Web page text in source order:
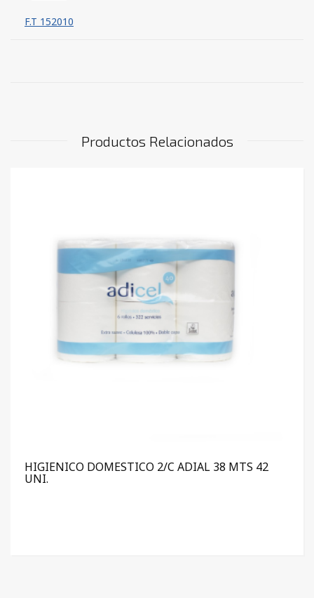
F.T 152010
Productos Relacionados
HIGIENICO DOMESTICO 2/C ADIAL 38 MTS 42
UNI.